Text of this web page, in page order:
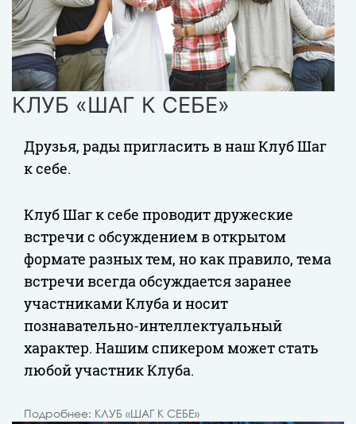
КЛУБ «ШАГ К СЕБЕ»
Друзья, рады пригласить в наш Клуб Шаг
к себе.
Клуб Шаг к себе проводит дружеские
встречи с обсуждением в открытом
формате разных тем, но как правило, тема
встречи всегда обсуждается заранее
участниками Клуба и носит
познавательно-интеллектуальный
характер. Нашим спикером может стать
любой участник Клуба.
Подробнее: КЛУБ «ШАГ К СЕБЕ»